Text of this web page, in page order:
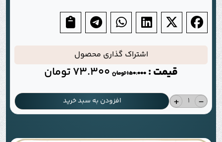
اشتراک گذاری محصول
قیمت : 150.000تومان 73.300تومان
-
+ افزودن به سبد خرید